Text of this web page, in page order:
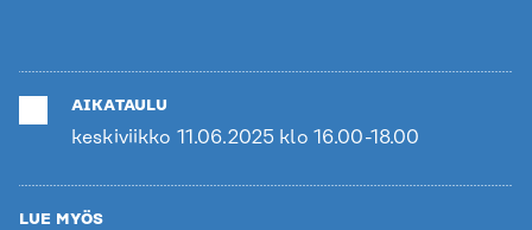
AIKATAULU
keskiviikko 11.06.2025 klo 16.00-18.00
LUE MYÖS